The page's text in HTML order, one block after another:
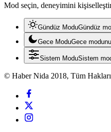
Mod seçin, deneyimini
Gündüz ModuGündüz
Gece ModuGece
Sistem ModuSistem
© Haber Nida 2018, Tüm Hakları